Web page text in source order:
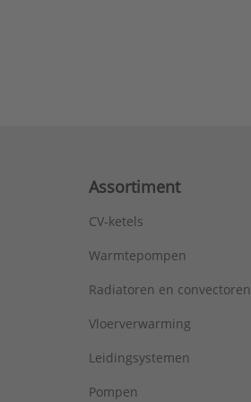
Assortiment
CV-ketels
Warmtepompen
Radiatoren en convectoren
Vloerverwarming
Leidingsystemen
Pompen